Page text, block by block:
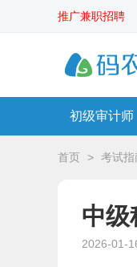
推广兼职招聘
初级审计师
首页 > 考试指
中级
2026-01-